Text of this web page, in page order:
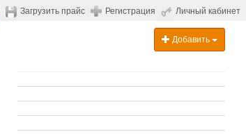
Загрузить прайс Регистрация Личный кабинет
Добавить